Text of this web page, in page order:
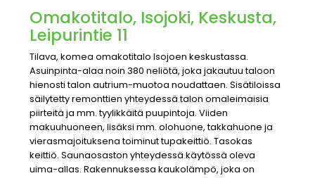
Omakotitalo, Isojoki, Keskusta,
Leipurintie 11
Tilava, komea omakotitalo Isojoen keskustassa.
Asuinpinta-alaa noin 380 neliötä, joka jakautuu taloon
hienosti talon autrium-muotoa noudattaen. Sisätiloissa
säilytetty remonttien yhteydessä talon omaleimaisia
piirteitä ja mm. tyylikkäitä puupintoja. Viiden
makuuhuoneen, lisäksi mm. olohuone, takkahuone ja
vierasmajoituksena toiminut tupakeittiö. Tasokas
keittiö. Saunaosaston yhteydessä käytössä oleva
uima-allas. Rakennuksessa kaukolämpö, joka on